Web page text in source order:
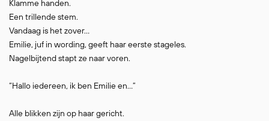
Klamme handen.
Een trillende stem.
Vandaag is het zover…
Emilie, juf in wording, geeft haar eerste stageles.
Nagelbijtend stapt ze naar voren.
“Hallo iedereen, ik ben Emilie en…”
Alle blikken zijn op haar gericht.